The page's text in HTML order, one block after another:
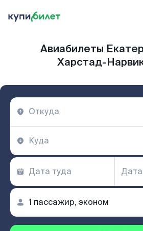
Авиабилеты
Харстад-Нарвик